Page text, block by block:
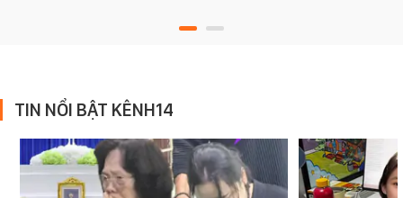
TIN NỔI BẬT KÊNH14